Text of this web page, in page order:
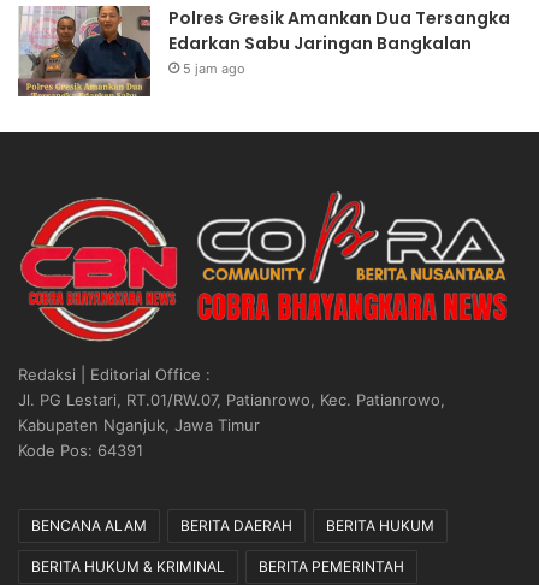
Polres Gresik Amankan Dua Tersangka
Edarkan Sabu Jaringan Bangkalan
5 jam ago
Redaksi | Editorial Office :
Jl. PG Lestari, RT.01/RW.07, Patianrowo, Kec. Patianrowo,
Kabupaten Nganjuk, Jawa Timur
Kode Pos: 64391
BENCANA ALAM BERITA DAERAH BERITA HUKUM
BERITA HUKUM & KRIMINAL BERITA PEMERINTAH